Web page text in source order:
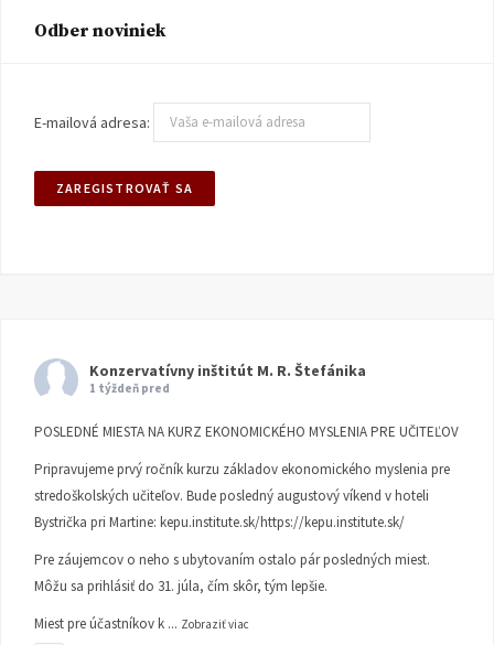
Odber noviniek
E-mailová adresa:
Konzervatívny inštitút M. R. Štefánika
1 týždeň pred
POSLEDNÉ MIESTA NA KURZ EKONOMICKÉHO MYSLENIA PRE UČITEĽOV
Pripravujeme prvý ročník kurzu základov ekonomického myslenia pre
stredoškolských učiteľov. Bude posledný augustový víkend v hoteli
Bystrička pri Martine: kepu.institute.sk/https://kepu.institute.sk/
Pre záujemcov o neho s ubytovaním ostalo pár posledných miest.
Môžu sa prihlásiť do 31. júla, čím skôr, tým lepšie.
Miest pre účastníkov k ... Zobraziť viac